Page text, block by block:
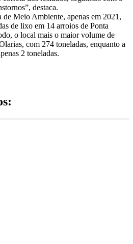
destaca.
de Meio Ambiente, apenas em 2021,
de lixo em 14 arroios de Ponta
o local mais o maior volume de
com 274 toneladas, enquanto a
2 toneladas.